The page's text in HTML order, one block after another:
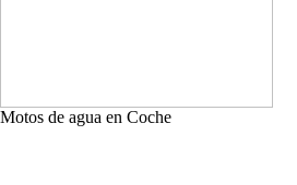
Motos de agua en Coche